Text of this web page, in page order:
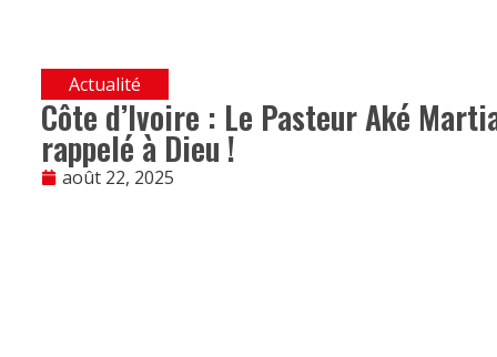
Actualité
Côte d’Ivoire : Le Pasteur Aké
rappelé à Dieu !
août 22, 2025